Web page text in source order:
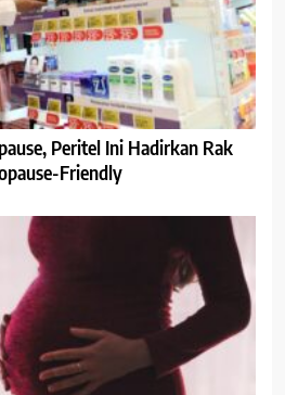
Peritel Ini Hadirkan Rak
Friendly